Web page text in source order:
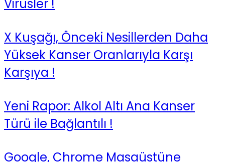
Virüsler !
X Kuşağı, Önceki Nesillerden Daha
Yüksek Kanser Oranlarıyla Karşı
Karşıya !
Yeni Rapor: Alkol Altı Ana Kanser
Türü ile Bağlantılı !
Google, Chrome Masaüstüne